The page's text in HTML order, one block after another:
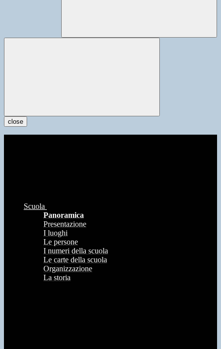
close
Scuola
Panoramica
Presentazione
I luoghi
Le persone
I numeri della scuola
Le carte della scuola
Organizzazione
La storia